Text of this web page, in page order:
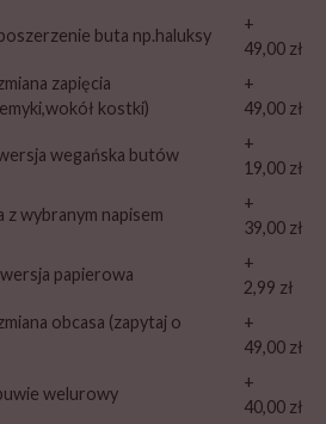
buta np.haluksy
+
49,00 zł
zapięcia
kostki)
+
49,00 zł
wegańska butów
+
19,00 zł
z wybranym napisem
+
39,00 zł
papierowa
+
2,99 zł
obcasa (zapytaj o
+
49,00 zł
welurowy
+
40,00 zł